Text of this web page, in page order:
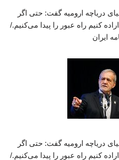
دریاچه ارومیه گفت: حتی اگر
کنیم راه عبور را پیدا می‌کنیم./
ایران
دریاچه ارومیه گفت: حتی اگر
کنیم راه عبور را پیدا می‌کنیم./